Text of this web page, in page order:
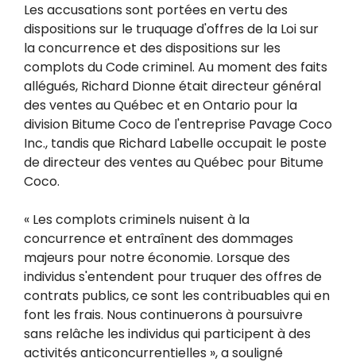
Les accusations sont portées en vertu des
dispositions sur le truquage d'offres de la Loi sur
la concurrence et des dispositions sur les
complots du Code criminel. Au moment des faits
allégués, Richard Dionne était directeur général
des ventes au Québec et en Ontario pour la
division Bitume Coco de l'entreprise Pavage Coco
Inc., tandis que Richard Labelle occupait le poste
de directeur des ventes au Québec pour Bitume
Coco.
« Les complots criminels nuisent à la
concurrence et entraînent des dommages
majeurs pour notre économie. Lorsque des
individus s'entendent pour truquer des offres de
contrats publics, ce sont les contribuables qui en
font les frais. Nous continuerons à poursuivre
sans relâche les individus qui participent à des
activités anticoncurrentielles », a souligné